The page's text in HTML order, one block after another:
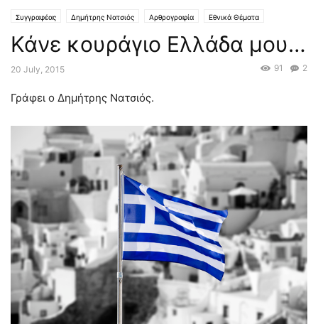
Συγγραφέας Δημήτρης Νατσιός Αρθρογραφία Εθνικά Θέματα
Κάνε κουράγιο Ελλάδα μου…
20 July, 2015 2
91
Γράφει ο Δημήτρης Νατσιός.